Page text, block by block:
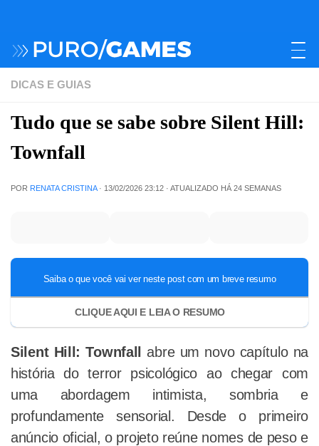
DICAS E GUIAS
Tudo que se sabe sobre Silent Hill:
Townfall
POR RENATA CRISTINA · 13/02/2026 23:12 · ATUALIZADO HÁ 24 SEMANAS
Silent Hill: Townfall
abre um novo capítulo na
história do terror psicológico ao chegar com
uma abordagem intimista, sombria e
profundamente sensorial. Desde o primeiro
anúncio oficial, o projeto reúne nomes de peso e